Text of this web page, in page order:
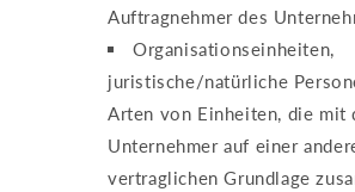
Auftragnehmer des
Organisationseinheiten,
juristische/natürliche
Arten von Einheiten, die mit
Unternehmer auf einer
vertraglichen Grundlage